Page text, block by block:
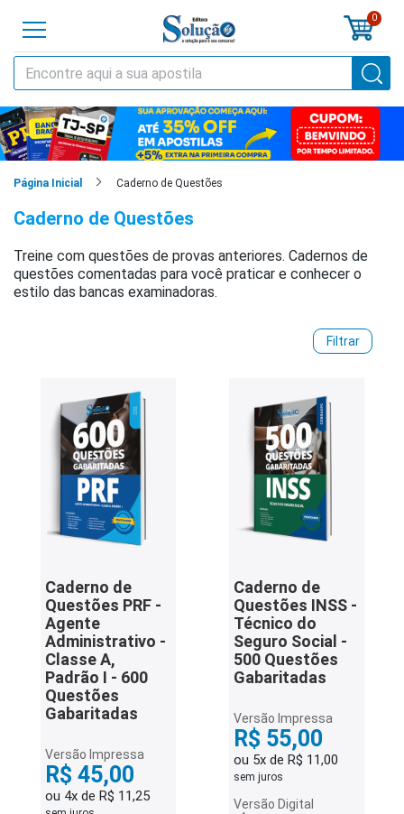
0
Página Inicial Caderno de Questões
Caderno de Questões
Treine com questões de provas anteriores. Cadernos de
questões comentadas para você praticar e conhecer o
estilo das bancas examinadoras.
Filtrar
Caderno de
Questões PRF -
Agente
Administrativo -
Classe A,
Padrão I - 600
Questões
Gabaritadas
Versão Impressa
R$ 45,00
ou 4x de R$ 11,25
Caderno de
Questões INSS -
Técnico do
Seguro Social -
500 Questões
Gabaritadas
Versão Impressa
R$ 55,00
ou 5x de R$ 11,00
sem juros
Versão Digital